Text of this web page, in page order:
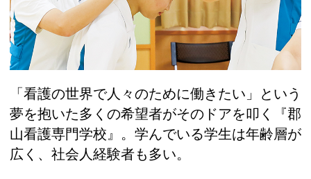
「看護の世界で人々のために働きたい」という
夢を抱いた多くの希望者がそのドアを叩く『郡
山看護専門学校』。学んでいる学生は年齢層が
広く、社会人経験者も多い。